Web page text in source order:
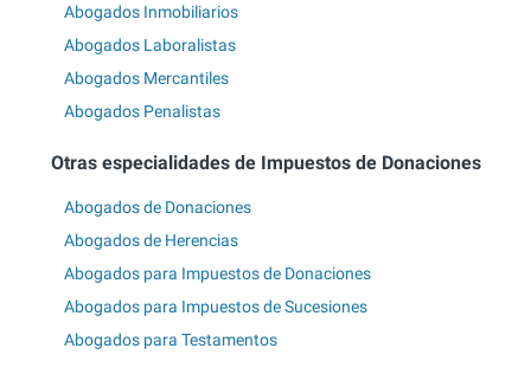
Abogados Inmobiliarios
Abogados Laboralistas
Abogados Mercantiles
Abogados Penalistas
Otras especialidades de Impuestos de Donaciones
Abogados de Donaciones
Abogados de Herencias
Abogados para Impuestos de Donaciones
Abogados para Impuestos de Sucesiones
Abogados para Testamentos